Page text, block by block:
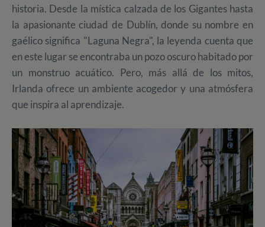
historia. Desde la mística calzada de los Gigantes hasta
la apasionante ciudad de Dublín, donde su nombre en
gaélico significa "Laguna Negra", la leyenda cuenta que
en este lugar se encontraba un pozo oscuro habitado por
un monstruo acuático. Pero, más allá de los mitos,
Irlanda ofrece un ambiente acogedor y una atmósfera
que inspira al aprendizaje.